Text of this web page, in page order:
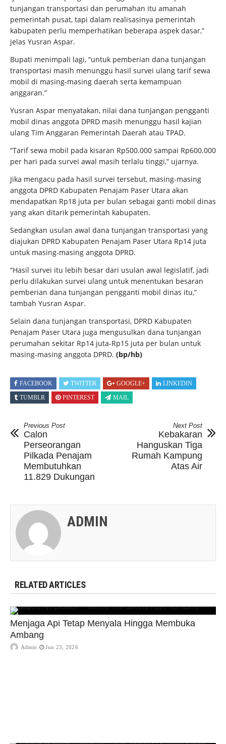
tunjangan transportasi dan perumahan itu amanah
pemerintah pusat, tapi dalam realisasinya pemerintah
kabupaten perlu memperhatikan beberapa aspek dasar,”
jelas Yusran Aspar.
Bupati menimpali lagi, “untuk pemberian dana tunjangan
transportasi masih menunggu hasil survei ulang tarif sewa
mobil di masing-masing daerah serta kemampuan
anggaran.”
Yusran Aspar menyatakan, nilai dana tunjangan pengganti
mobil dinas anggota DPRD masih menunggu hasil kajian
ulang Tim Anggaran Pemerintah Daerah atau TPAD.
“Tarif sewa mobil pada kisaran Rp500.000 sampai Rp600.000
per hari pada survei awal masih terlalu tinggi,” ujarnya.
Jika mengacu pada hasil survei tersebut, masing-masing
anggota DPRD Kabupaten Penajam Paser Utara akan
mendapatkan Rp18 juta per bulan sebagai ganti mobil dinas
yang akan ditarik pemerintah kabupaten.
Sedangkan usulan awal dana tunjangan transportasi yang
diajukan DPRD Kabupaten Penajam Paser Utara Rp14 juta
untuk masing-masing anggota DPRD.
“Hasil survei itu lebih besar dari usulan awal legislatif, jadi
perlu dilakukan survei ulang untuk menentukan besaran
pemberian dana tunjangan pengganti mobil dinas itu,”
tambah Yusran Aspar.
Selain dana tunjangan transportasi, DPRD Kabupaten
Penajam Paser Utara juga mengusulkan dana tunjangan
perumahan sekitar Rp14 juta-Rp15 juta per bulan untuk
masing-masing anggota DPRD. (bp/hb)
FACEBOOK TWITTER GOOGLE+
LINKEDIN
TUMBLR
PINTEREST MAIL
Previous Post
Calon
Perseorangan
Pilkada Penajam
Membutuhkan
11.829 Dukungan
Next Post
Kebakaran
Hanguskan Tiga
Rumah Kampung
Atas Air
ADMIN
RELATED ARTICLES
Menjaga Api Tetap Menyala Hingga Membuka
Ambang
Admin Jun 23, 2026